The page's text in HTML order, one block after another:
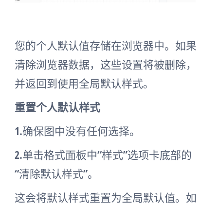
您的个人默认值存储在浏览器中。如果
清除浏览器数据，这些设置将被删除，
并返回到使用全局默认样式。
重置个人默认样式
1.确保图中没有任何选择。
2.单击格式面板中“样式”选项卡底部的
“清除默认样式”。
这会将默认样式重置为全局默认值。如